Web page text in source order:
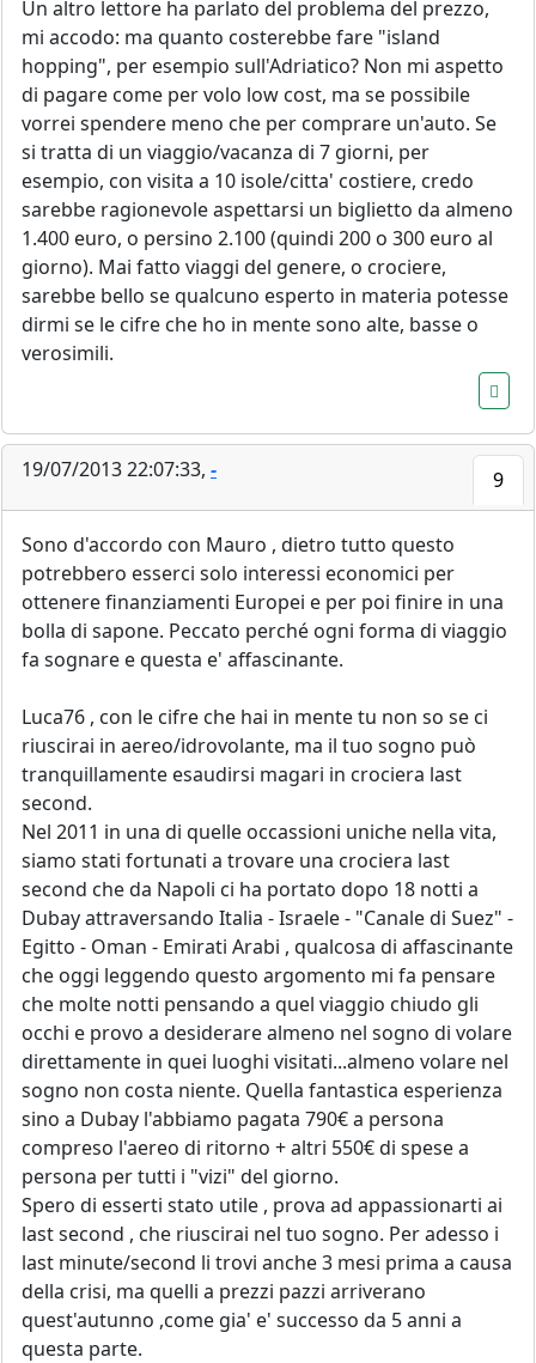
Un altro lettore ha parlato del problema del prezzo,
mi accodo: ma quanto costerebbe fare "island
hopping", per esempio sull'Adriatico? Non mi aspetto
di pagare come per volo low cost, ma se possibile
vorrei spendere meno che per comprare un'auto. Se
si tratta di un viaggio/vacanza di 7 giorni, per
esempio, con visita a 10 isole/citta' costiere, credo
sarebbe ragionevole aspettarsi un biglietto da almeno
1.400 euro, o persino 2.100 (quindi 200 o 300 euro al
giorno). Mai fatto viaggi del genere, o crociere,
sarebbe bello se qualcuno esperto in materia potesse
dirmi se le cifre che ho in mente sono alte, basse o
verosimili.
19/07/2013 22:07:33, - 9
Sono d'accordo con Mauro , dietro tutto questo
potrebbero esserci solo interessi economici per
ottenere finanziamenti Europei e per poi finire in una
bolla di sapone. Peccato perché ogni forma di viaggio
fa sognare e questa e' affascinante.
Luca76 , con le cifre che hai in mente tu non so se ci
riuscirai in aereo/idrovolante, ma il tuo sogno può
tranquillamente esaudirsi magari in crociera last
second.
Nel 2011 in una di quelle occassioni uniche nella vita,
siamo stati fortunati a trovare una crociera last
second che da Napoli ci ha portato dopo 18 notti a
Dubay attraversando Italia - Israele - "Canale di Suez" -
Egitto - Oman - Emirati Arabi , qualcosa di affascinante
che oggi leggendo questo argomento mi fa pensare
che molte notti pensando a quel viaggio chiudo gli
occhi e provo a desiderare almeno nel sogno di volare
direttamente in quei luoghi visitati...almeno volare nel
sogno non costa niente. Quella fantastica esperienza
sino a Dubay l'abbiamo pagata 790€ a persona
compreso l'aereo di ritorno + altri 550€ di spese a
persona per tutti i "vizi" del giorno.
Spero di esserti stato utile , prova ad appassionarti ai
last second , che riuscirai nel tuo sogno. Per adesso i
last minute/second li trovi anche 3 mesi prima a causa
della crisi, ma quelli a prezzi pazzi arriverano
quest'autunno ,come gia' e' successo da 5 anni a
questa parte.